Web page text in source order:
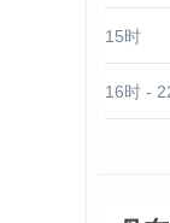
15时
16时 -